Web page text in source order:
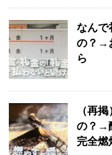
なんで
の？→
ら
（再
の？→
完全燃